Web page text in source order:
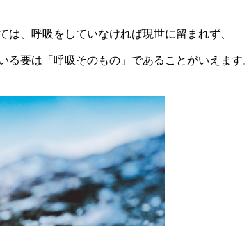
は、呼吸をしていなければ現世に留まれず、
る要は「呼吸そのもの」であることがいえます。